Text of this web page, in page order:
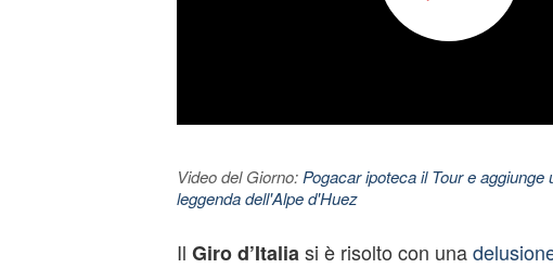
Video del Giorno: Pogacar ipoteca il Tour e aggiunge
leggenda dell'Alpe d'Huez
Il Giro d’Italia si è risolto con una